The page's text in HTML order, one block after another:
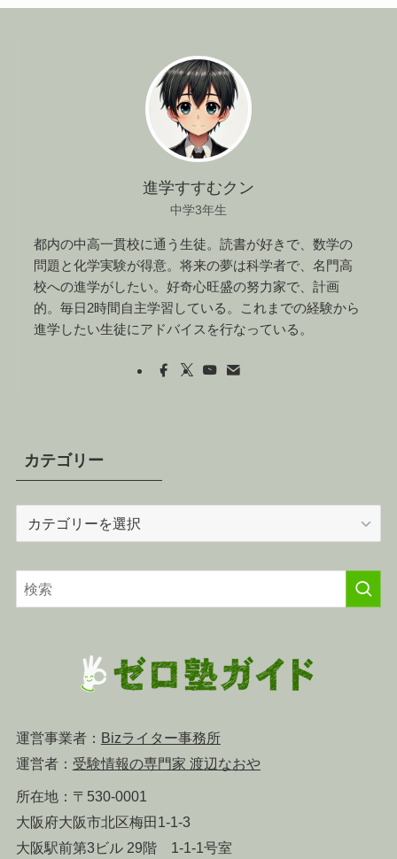
進学すすむクン
中学3年生
都内の中高一貫校に通う生徒。読書が好きで、数学の
問題と化学実験が得意。将来の夢は科学者で、名門高
校への進学がしたい。好奇心旺盛の努力家で、計画
的。毎日2時間自主学習している。これまでの経験から
進学したい生徒にアドバイスを行なっている。
カテゴリー
リ
ー
運営事業者： Bizライター事務所
運営者： 受験情報の専門家 渡辺なおや
所在地：〒530-0001
大阪府大阪市北区梅田1-1-3
大阪駅前第3ビル 29階 1-1-1号室